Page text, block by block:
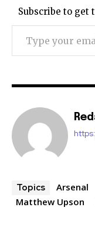
Subscribe to get
Type your email…
Topics Arsenal
Matthew Upson